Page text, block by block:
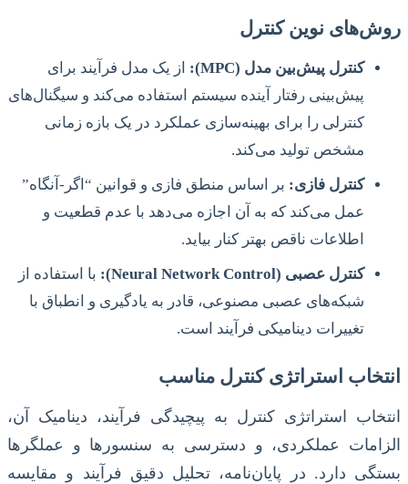
روش‌های نوین کنترل
کنترل پیش‌بین مدل (MPC):
از یک مدل فرآیند برای
پیش‌بینی رفتار آینده سیستم استفاده می‌کند و سیگنال‌های
کنترلی را برای بهینه‌سازی عملکرد در یک بازه زمانی
مشخص تولید می‌کند.
کنترل فازی: بر اساس منطق فازی و قوانین “اگر-آنگاه”
عمل می‌کند که به آن اجازه می‌دهد با عدم قطعیت و
اطلاعات ناقص بهتر کنار بیاید.
کنترل عصبی (Neural Network Control):
با استفاده از
شبکه‌های عصبی مصنوعی، قادر به یادگیری و انطباق با
تغییرات دینامیکی فرآیند است.
انتخاب استراتژی کنترل مناسب
انتخاب استراتژی کنترل به پیچیدگی فرآیند، دینامیک آن،
الزامات عملکردی، و دسترسی به سنسورها و عملگرها
بستگی دارد. در پایان‌نامه، تحلیل دقیق فرآیند و مقایسه